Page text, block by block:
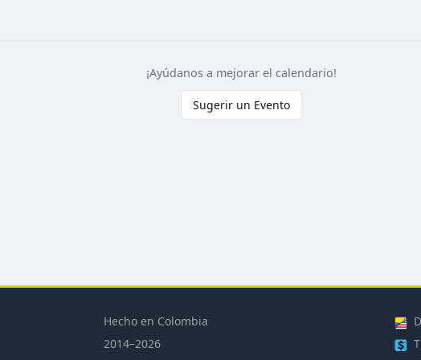
¡Ayúdanos a mejorar el calendario!
Sugerir un Evento
Hecho en Colombia
2014–2026